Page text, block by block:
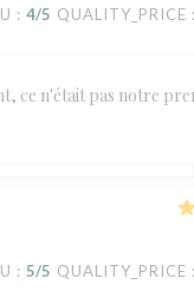
: 4/5 QUALITY_PRICE
ce n'était pas notre
: 5/5 QUALITY_PRICE